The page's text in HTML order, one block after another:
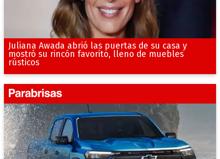
Juliana Awada abrió las puertas de su casa y
mostró su rincón favorito, lleno de muebles
rústicos